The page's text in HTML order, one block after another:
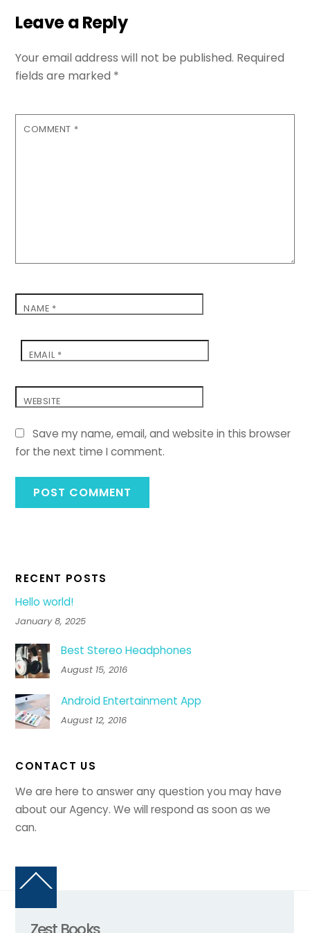
Leave a Reply
Your email address will not be published. Required
fields are marked *
COMMENT *
NAME *
EMAIL *
WEBSITE
Save my name, email, and website in this browser
for the next time I comment.
RECENT POSTS
Hello world!
January 8, 2025
Best Stereo Headphones
August 15, 2016
Android Entertainment App
August 12, 2016
CONTACT US
We are here to answer any question you may have
about our Agency. We will respond as soon as we
can.
Back
Top